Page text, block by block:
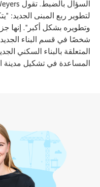
لتطوير ربع المبنى الجديد:
وتطويره بشكل أكبر". إنها
شخصًا في قسم البناء
المتعلقة بالبناء السكني
المساعدة في تشكيل مدينة